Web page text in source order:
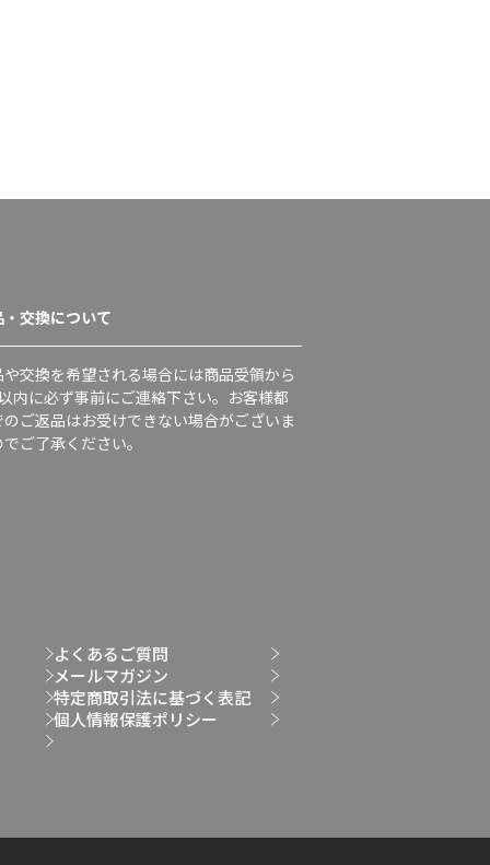
・交換について
や交換を希望される場合には商品受領から
内に必ず事前にご連絡下さい。お客様都
のご返品はお受けできない場合がございま
ご了承ください。
よくあるご質問
メールマガジン
特定商取引法に基づく表記
個人情報保護ポリシー